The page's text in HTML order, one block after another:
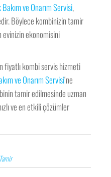
ve Onarım Servisi,
Böylece kombinizin tamir
ekonomisini
fiyatlı kombi servis hizmeti
ve Onarım Servisi‘ne
tamir edilmesinde uzman
ve en etkili çözümler